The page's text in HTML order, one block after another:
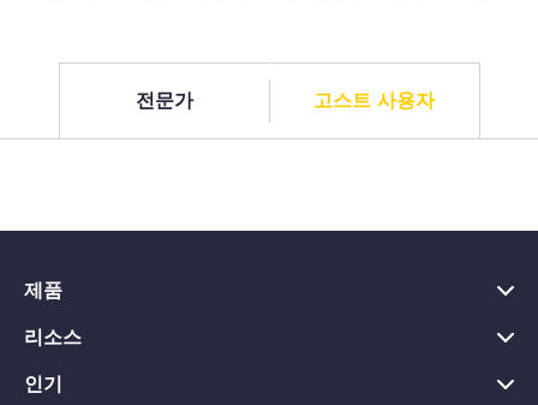
전문가 고스트 사용자
제품
PC용 VPN
Chrome용 VPN
리소스
VPN이란?
인기